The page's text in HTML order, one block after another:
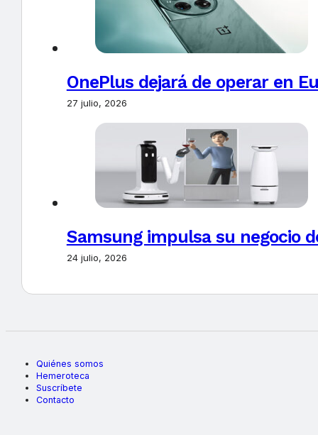
OnePlus dejará de operar en
27 julio, 2026
Samsung impulsa su negocio
24 julio, 2026
Quiénes somos
Hemeroteca
Suscríbete
Contacto